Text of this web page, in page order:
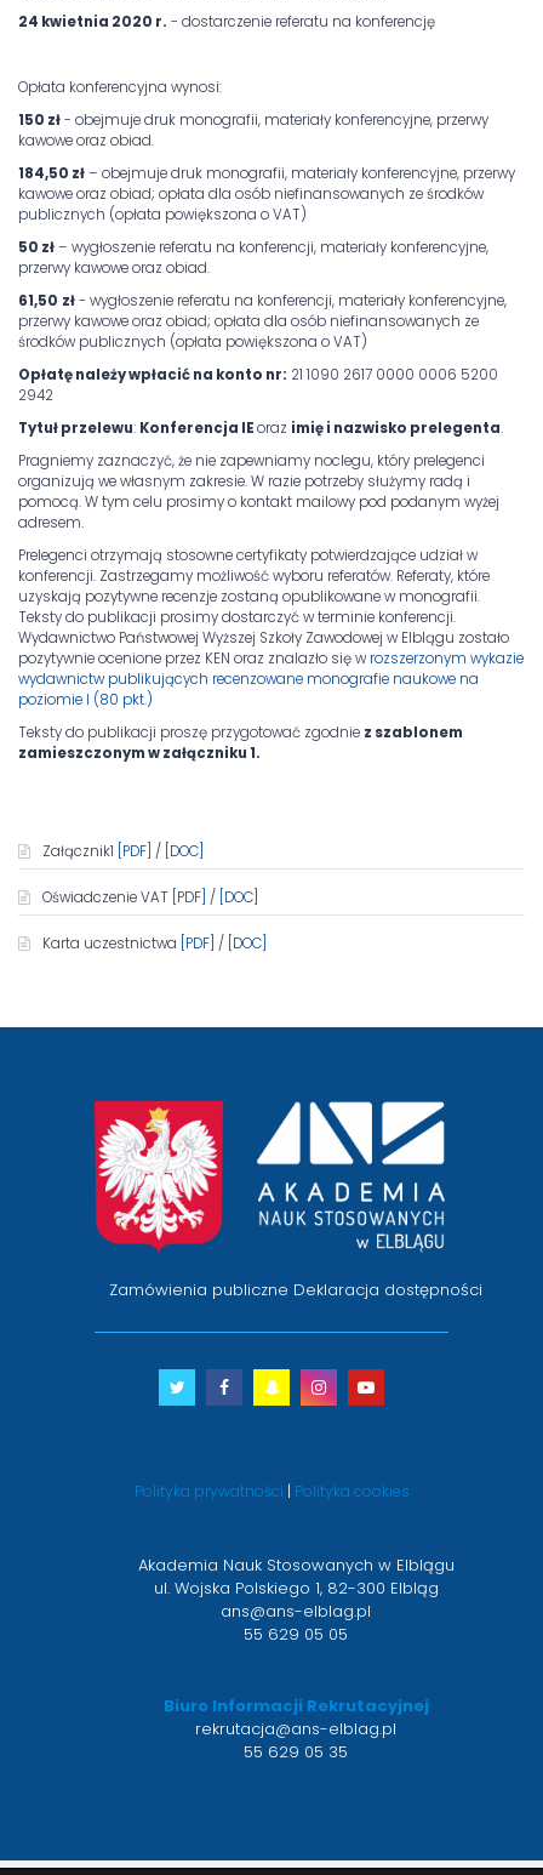
24 kwietnia 2020 r. - dostarczenie referatu na konferencję
Opłata konferencyjna wynosi:
150 zł- obejmuje druk monografii, materiały konferencyjne, przerwy
kawowe oraz obiad.
184,50 zł– obejmuje druk monografii, materiały konferencyjne, przerwy
kawowe oraz obiad; opłata dla osób niefinansowanych ze środków
publicznych (opłata powiększona o VAT)
50 zł– wygłoszenie referatu na konferencji, materiały konferencyjne,
przerwy kawowe oraz obiad.
61,50 zł- wygłoszenie referatu na konferencji, materiały konferencyjne,
przerwy kawowe oraz obiad; opłata dla osób niefinansowanych ze
środków publicznych (opłata powiększona o VAT)
Opłatę należy wpłacić na konto nr: 21 1090 2617 0000 0006 5200
2942
Tytuł przelewu: Konferencja IEoraz imię i nazwisko prelegenta.
Pragniemy zaznaczyć, że nie zapewniamy noclegu, który prelegenci
organizują we własnym zakresie. W razie potrzeby służymy radą i
pomocą. W tym celu prosimy o kontakt mailowy pod podanym wyżej
adresem.
Prelegenci otrzymają stosowne certyfikaty potwierdzające udział w
konferencji. Zastrzegamy możliwość wyboru referatów. Referaty, które
uzyskają pozytywne recenzje zostaną opublikowane w monografii.
Teksty do publikacji prosimy dostarczyć w terminie konferencji.
Wydawnictwo Państwowej Wyższej Szkoły Zawodowej w Elblągu zostało
pozytywnie ocenione przez KEN oraz znalazło się wrozszerzonym wykazie
wydawnictw publikujących recenzowane monografie naukowe na
poziomie I (80 pkt.)
Teksty do publikacji proszę przygotować zgodnie z szablonem
zamieszczonym w załączniku 1.
Załącznik1 [PDF] / [DOC]
Oświadczenie VAT [PDF] / [DOC]
Karta uczestnictwa [PDF] / [DOC]
Zamówienia publiczne Deklaracja dostępności
Twitter
otwiera
nowym
Facebook
otwiera
nowym
Snapchat
otwiera
nowym
Instagram
otwiera
nowym
Youtube
otwiera
nowym
Polityka prywatności | Polityka cookies
Akademia Nauk Stosowanych w Elblągu
ul. Wojska Polskiego 1, 82-300 Elbląg
ans@ans-elblag.pl
55 629 05 05
Biuro Informacji Rekrutacyjnej
rekrutacja@ans-elblag.pl
55 629 05 35